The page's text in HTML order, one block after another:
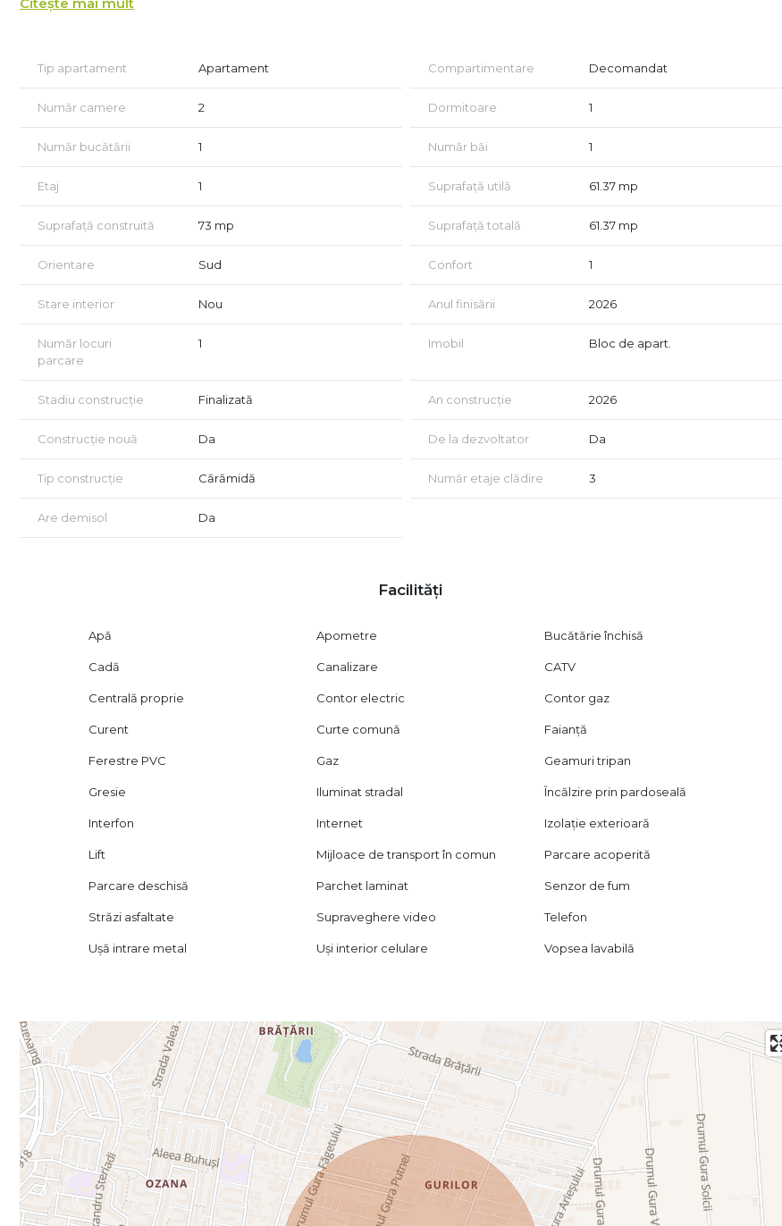
plansee din beton armat, Bransarea este realizata la toate utilitatile sectorului 3: apa, canalizare, curent electric,
Apartamentul este decomandat si are o suprafata totala de 52.19 mp utili din care 9.18 mp balcon . Acesta este
alcatuit din: living, bucatarie separata, dormitor, baie, hol si balcon.
- Încălzire în pardoseală - confort si economie de gaz.
- Baia complet echipata, WC cu rezervor încastrat si vas WC suspendat
- Lift hidraulic
- Acces privat in complex rezidential cu barieră
Tip apartament Apartament Compartimentare Decomandat
Număr camere 2 Dormitoare 1
Număr bucătării 1 Număr băi 1
Etaj 1 Suprafață utilă 61.37 mp
Suprafață construită 73 mp Suprafață totală 61.37 mp
Orientare Sud Confort 1
Stare interior Nou Anul finisării 2026
Număr locuri
parcare
1 Imobil Bloc de apart.
Stadiu construcție Finalizată An construcție 2026
Construcție nouă Da De la dezvoltator Da
Tip construcție Cărămidă Număr etaje clădire 3
Are demisol Da
Facilități
Apă Apometre Bucătărie închisă
Cadă Canalizare CATV
Centrală proprie Contor electric Contor gaz
Curent Curte comună Faianță
Ferestre PVC Gaz Geamuri tripan
Gresie Iluminat stradal Încălzire prin pardoseală
Interfon Internet Izolație exterioară
Lift Mijloace de transport în comun Parcare acoperită
Parcare deschisă Parchet laminat Senzor de fum
Străzi asfaltate Supraveghere video Telefon
Ușă intrare metal Uși interior celulare Vopsea lavabilă